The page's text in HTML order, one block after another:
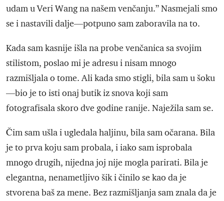
udam u Veri Wang na našem venčanju.” Nasmejali smo
se i nastavili dalje—potpuno sam zaboravila na to.
Kada sam kasnije išla na probe venčanica sa svojim
stilistom, poslao mi je adresu i nisam mnogo
razmišljala o tome. Ali kada smo stigli, bila sam u šoku
—bio je to isti onaj butik iz snova koji sam
fotografisala skoro dve godine ranije. Naježila sam se.
Čim sam ušla i ugledala haljinu, bila sam očarana. Bila
je to prva koju sam probala, i iako sam isprobala
mnogo drugih, nijedna joj nije mogla parirati. Bila je
elegantna, nenametljivo šik i činilo se kao da je
stvorena baš za mene. Bez razmišljanja sam znala da je